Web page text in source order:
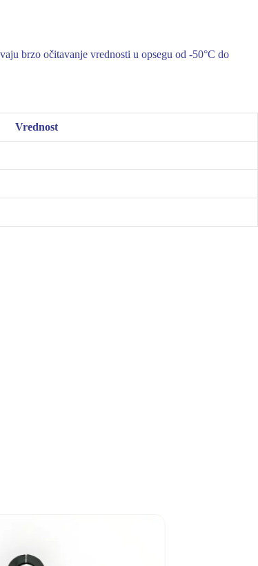
brzo očitavanje vrednosti u opsegu od -50°C do
Vrednost